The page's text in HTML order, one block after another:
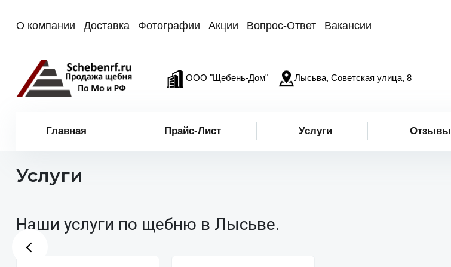
О компании Доставка Фотографии Акции Вопрос-Ответ Вакансии
ООО "Щебень-Дом" Лысьва, Советская улица, 8
Главная Прайс-Лист Услуги Отзывы
Услуги
Наши услуги по щебню в Лысьве.